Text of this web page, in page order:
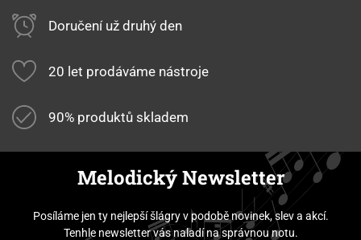
Doručení už druhý den
20 let prodáváme nástroje
90% produktů skladem
Melodický Newsletter
Posíláme jen ty nejlepší šlágry v podobě novinek, slev a akcí.
Tenhle newsletter vás naladí na správnou notu.